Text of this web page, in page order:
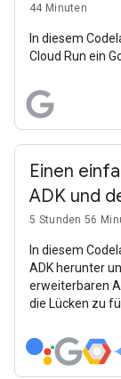
44 Minuten
In diesem
Cloud Run ein
Einen
ADK und
5 Stunden 56
In diesem
ADK herunter
erweiterbaren
die Lücken zu
komplexere